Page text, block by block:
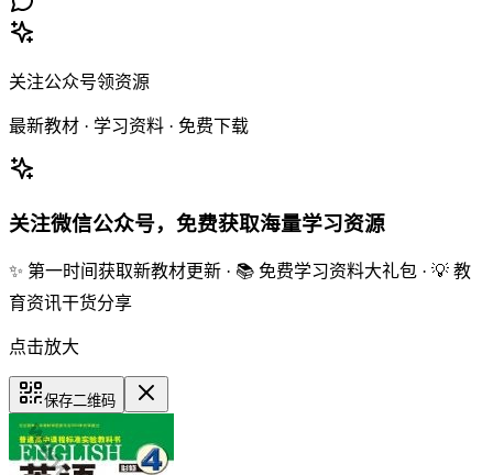
关注公众号领资源
最新教材 · 学习资料 · 免费下载
关注微信公众号，免费获取海量学习资源
✨ 第一时间获取新教材更新 · 📚 免费学习资料大礼包 · 💡 教
育资讯干货分享
点击放大
保存二维码